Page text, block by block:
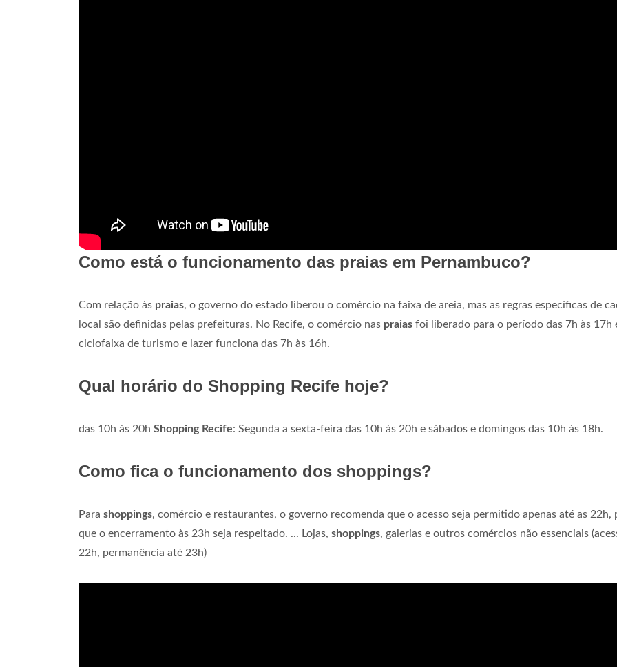
Como está o funcionamento das praias em Pernambuco?
Com relação às praias, o governo do estado liberou o comércio na faixa de areia, mas as regras específicas de
local são definidas pelas prefeituras. No Recife, o comércio nas praias foi liberado para o período das 7h às 17h
ciclofaixa de turismo e lazer funciona das 7h às 16h.
Qual horário do Shopping Recife hoje?
das 10h às 20h Shopping Recife: Segunda a sexta-feira das 10h às 20h e sábados e domingos das 10h às 18h.
Como fica o funcionamento dos shoppings?
Para shoppings, comércio e restaurantes, o governo recomenda que o acesso seja permitido apenas até as 22h,
que o encerramento às 23h seja respeitado. ... Lojas, shoppings, galerias e outros comércios não essenciais
22h, permanência até 23h)